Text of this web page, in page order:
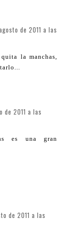
de 2011 a las
la manchas,
de 2011 a las
es una gran
de 2011 a las